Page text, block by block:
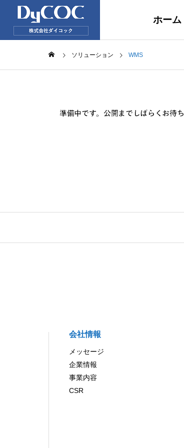
ホーム
ソリューション WMS
会社情報
メッセージ
企業情報
事業内容
CSR